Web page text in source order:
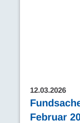
12.03.2026
Februar